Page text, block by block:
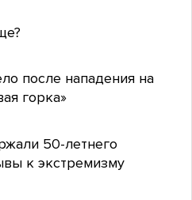
после нападения на
горка»
50-летнего
к экстремизму